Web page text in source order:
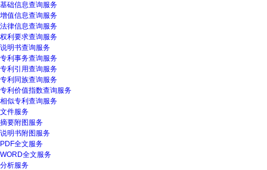
基础信息查询服务
增值信息查询服务
法律信息查询服务
权利要求查询服务
说明书查询服务
专利事务查询服务
专利引用查询服务
专利同族查询服务
专利价值指数查询服务
相似专利查询服务
文件服务
摘要附图服务
说明书附图服务
PDF全文服务
WORD全文服务
分析服务